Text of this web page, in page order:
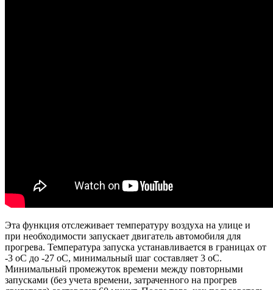
Эта функция отслеживает температуру воздуха на улице и
при необходимости запускает двигатель автомобиля для
прогрева. Температура запуска устанавливается в границах от
-3 оС до -27 оС, минимальный шаг составляет 3 оС.
Минимальный промежуток времени между повторными
запусками (без учета времени, затраченного на прогрев